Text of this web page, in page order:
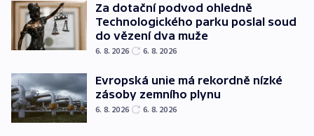
Za dotační podvod ohledně
Technologického parku poslal soud
do vězení dva muže
6. 8. 2026 6. 8. 2026
Evropská unie má rekordně nízké
zásoby zemního plynu
6. 8. 2026 6. 8. 2026